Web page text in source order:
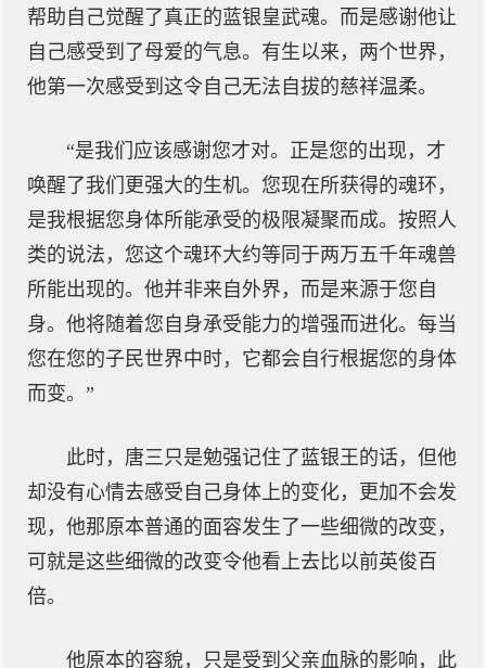
帮助自己觉醒了真正的蓝银皇武魂。而是感谢他让
自己感受到了母爱的气息。有生以来，两个世界，
他第一次感受到这令自己无法自拔的慈祥温柔。
“是我们应该感谢您才对。正是您的出现，才
唤醒了我们更强大的生机。您现在所获得的魂环，
是我根据您身体所能承受的极限凝聚而成。按照人
类的说法，您这个魂环大约等同于两万五千年魂兽
所能出现的。他并非来自外界，而是来源于您自
身。他将随着您自身承受能力的增强而进化。每当
您在您的子民世界中时，它都会自行根据您的身体
而变。”
此时，唐三只是勉强记住了蓝银王的话，但他
却没有心情去感受自己身体上的变化，更加不会发
现，他那原本普通的面容发生了一些细微的改变，
可就是这些细微的改变令他看上去比以前英俊百
倍。
他原本的容貌，只是受到父亲血脉的影响，此